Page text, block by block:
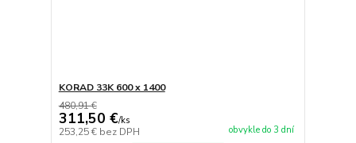
KORAD 33K 600 x 1400
480,91 €
311,50 €/ks
253,25 € bez DPH obvykle do 3 dní